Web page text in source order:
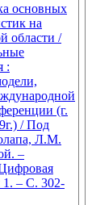
основных
на
области /
:
(г.
/ Под
Л.М.
–
1. – С. 302-